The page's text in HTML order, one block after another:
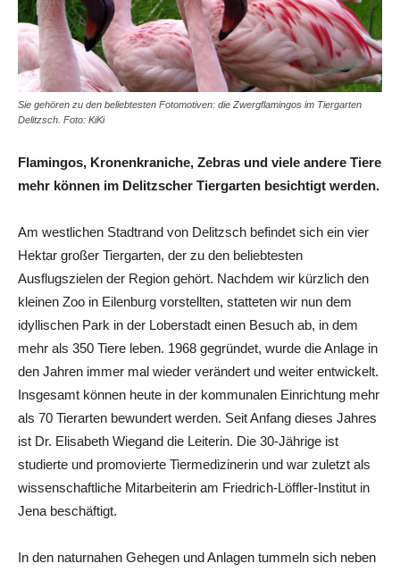
Sie gehören zu den beliebtesten Fotomotiven: die Zwergflamingos im Tiergarten
Delitzsch. Foto: KiKi
Flamingos, Kronenkraniche, Zebras und viele andere Tiere
mehr können im Delitzscher Tiergarten besichtigt werden.
Am westlichen Stadtrand von Delitzsch befindet sich ein vier
Hektar großer Tiergarten, der zu den beliebtesten
Ausflugszielen der Region gehört. Nachdem wir kürzlich den
kleinen Zoo in Eilenburg vorstellten, statteten wir nun dem
idyllischen Park in der Loberstadt einen Besuch ab, in dem
mehr als 350 Tiere leben. 1968 gegründet, wurde die Anlage in
den Jahren immer mal wieder verändert und weiter entwickelt.
Insgesamt können heute in der kommunalen Einrichtung mehr
als 70 Tierarten bewundert werden. Seit Anfang dieses Jahres
ist Dr. Elisabeth Wiegand die Leiterin. Die 30-Jährige ist
studierte und promovierte Tiermedizinerin und war zuletzt als
wissenschaftliche Mitarbeiterin am Friedrich-Löffler-Institut in
Jena beschäftigt.
In den naturnahen Gehegen und Anlagen tummeln sich neben